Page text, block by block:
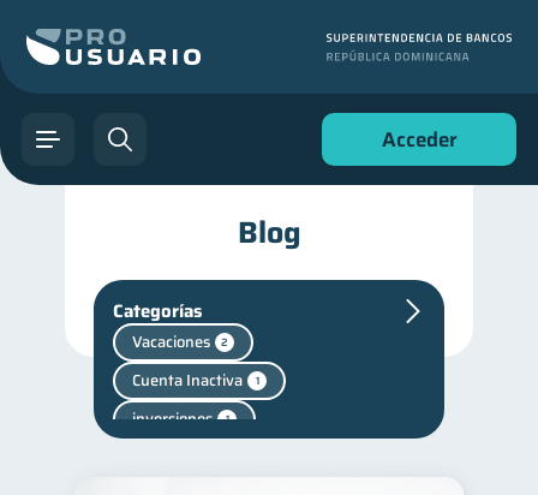
Acceder
Blog
Categorías
Vacaciones 2
Cuenta Inactiva 1
inversiones 1